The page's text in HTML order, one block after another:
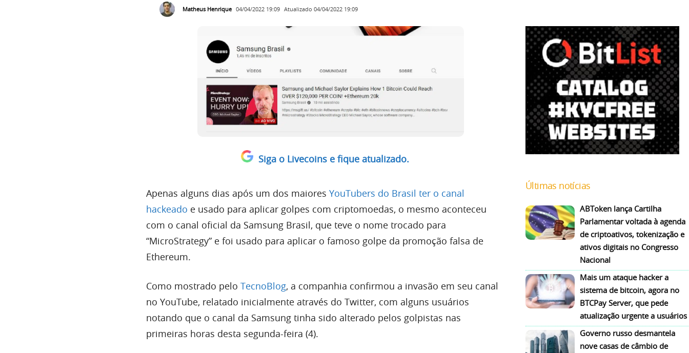
Matheus Henrique 04/04/2022 19:09 Atualizado 04/04/2022 19:09
Siga o Livecoins e fique atualizado.
Apenas alguns dias após um dos maiores YouTubers do Brasil ter o canal
hackeado e usado para aplicar golpes com criptomoedas, o mesmo aconteceu
com o canal oficial da Samsung Brasil, que teve o nome trocado para
“MicroStrategy” e foi usado para aplicar o famoso golpe da promoção falsa de
Ethereum.
Como mostrado pelo TecnoBlog, a companhia confirmou a invasão em seu canal
no YouTube, relatado inicialmente através do Twitter, com alguns usuários
notando que o canal da Samsung tinha sido alterado pelos golpistas nas
primeiras horas desta segunda-feira (4).
Últimas notícias
ABToken lança Cartilha
Parlamentar voltada à agenda
de criptoativos, tokenização e
ativos digitais no Congresso
Nacional
Mais um ataque hacker a
sistema de bitcoin, agora no
BTCPay Server, que pede
atualização urgente a usuários
Governo russo desmantela
nove casas de câmbio de